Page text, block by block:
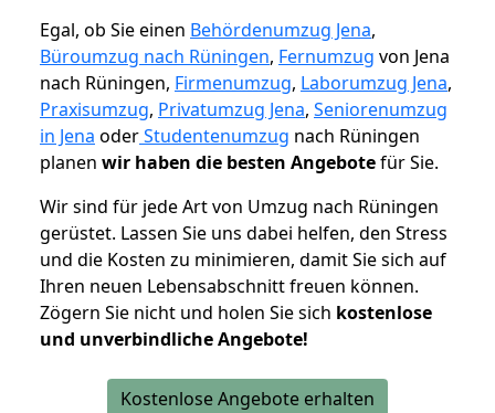
Egal, ob Sie einen Behördenumzug Jena,
Büroumzug nach Rüningen, Fernumzug von Jena
nach Rüningen, Firmenumzug, Laborumzug Jena,
Praxisumzug, Privatumzug Jena, Seniorenumzug
in Jena oderStudentenumzug nach Rüningen
planen wir haben die besten Angebotefür Sie.
Wir sind für jede Art von Umzug nach Rüningen
gerüstet. Lassen Sie uns dabei helfen, den Stress
und die Kosten zu minimieren, damit Sie sich auf
Ihren neuen Lebensabschnitt freuen können.
Zögern Sie nicht und holen Sie sich kostenlose
und unverbindliche Angebote!
Kostenlose Angebote erhalten